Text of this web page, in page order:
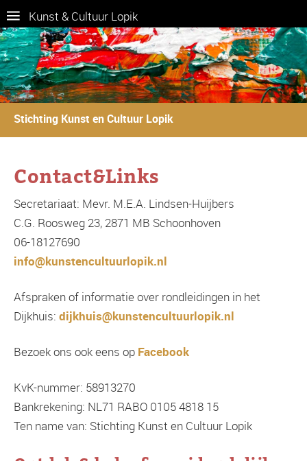
Kunst & Cultuur Lopik
Stichting Kunst en Cultuur Lopik
Contact&Links
Secretariaat: Mevr. M.E.A. Lindsen-Huijbers
C.G. Roosweg 23, 2871 MB Schoonhoven
06-18127690
info@kunstencultuurlopik.nl
Afspraken of informatie over rondleidingen in het
Dijkhuis: dijkhuis@kunstencultuurlopik.nl
Bezoek ons ook eens op Facebook
KvK-nummer: 58913270
Bankrekening: NL71 RABO 0105 4818 15
Ten name van: Stichting Kunst en Cultuur Lopik